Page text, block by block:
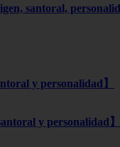
santoral,
y personalidad】
y personalidad】